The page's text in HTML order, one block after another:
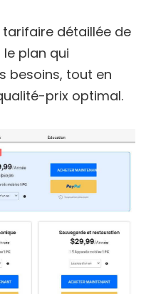
détaillée de
plan qui
besoins, tout en
prix optimal.